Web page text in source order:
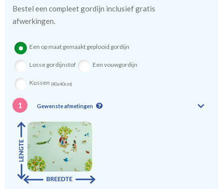
Zo weet u precies met welke kleur en kwaliteit uw gordijnen
worden gemaakt.
Tip:Laat voor aangename verduistering en isolatie de
kindergordijnen voeren: een verschil van dag en nacht!
Bestel een compleet gordijn inclusief gratis
afwerkingen.
Een op maat gemaakt geplooid gordijn
Losse gordijnstof Een vouwgordijn
Kussen (40x40cm)
1 Gewenste afmetingen